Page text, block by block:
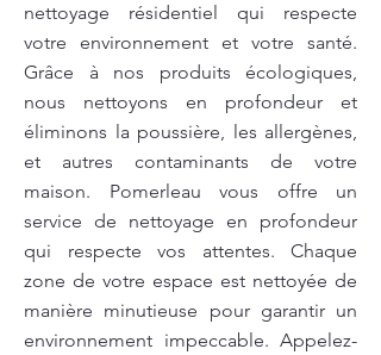
nettoyage résidentiel qui respecte
votre environnement et votre santé.
Grâce à nos produits écologiques,
nous nettoyons en profondeur et
éliminons la poussière, les allergènes,
et autres contaminants de votre
maison. Pomerleau vous offre un
service de nettoyage en profondeur
qui respecte vos attentes. Chaque
zone de votre espace est nettoyée de
manière minutieuse pour garantir un
environnement impeccable. Appelez-